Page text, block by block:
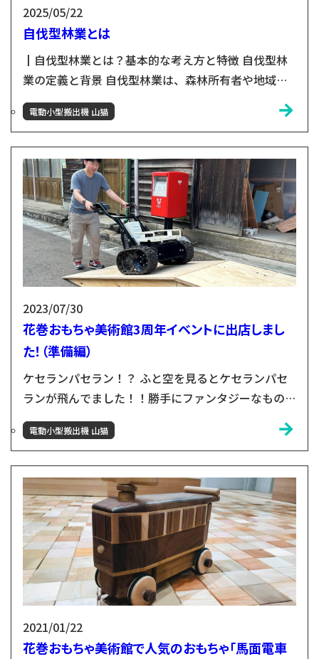
2025/05/22
自伐型林業とは
┃自伐型林業とは？基本的な考え方と特徴 自伐型林
業の定義と背景 自伐型林業は、森林所有者や地域住
民が自らの手で森林を管理・施業し、持続可能な形で
活用する林業の方法です。従来の大規模な林業とは異
の有効活用や環境保全を目的としています。 ┃現行
林業との違いとは？比較でわかる優位性 伐採量の違
い-択伐と皆伐 現行の大規模林業では、一定の期間ご
とに森林を一斉...
電動小型搬出機 山猫
2023/07/30
花巻おもちゃ美術館3周年イベントに出店しまし
た！（準備編）
ケセランパセラン！？ ふと空を見るとケセランパセ
ランが飛んでました！！勝手にファンタジーなものだ
と思っていたので感動です～ ...直後に蜘蛛の巣に引っ
かかる大量のケセランパセランを見つけ、なんとも複
ト担当の古川です！ 学生の頃、陸前高田市のNPO団
体で活動をしており、岩手県との縁が生まれました。
その頃に同じく岩手県花巻市の小友木材店を知り、何
度か花...
電動小型搬出機 山猫
2021/01/22
花巻おもちゃ美術館で人気のおもちゃ「馬面電車